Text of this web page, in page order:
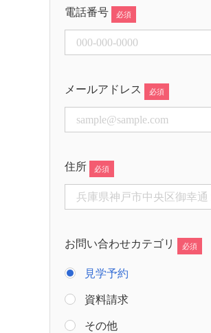
電話番号
メールアドレス
住所
お問い合わせカテゴリ
見学予約
資料請求
その他